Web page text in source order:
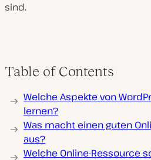
sind.
Table of Contents
Welche Aspekte von
lernen?
Was macht einen guten
aus?
Welche Online-Ressource